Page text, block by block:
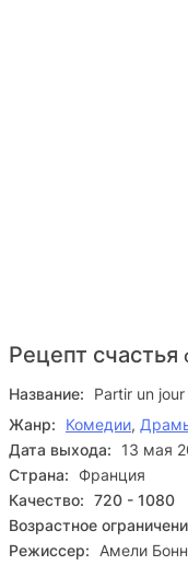
Рецепт счастья
Название: Partir un jour
Жанр: Комедии,
Дата выхода:
13 мая
Страна:
Франция
Качество: 720 - 1080
Возрастное
Режиссер:
Амели